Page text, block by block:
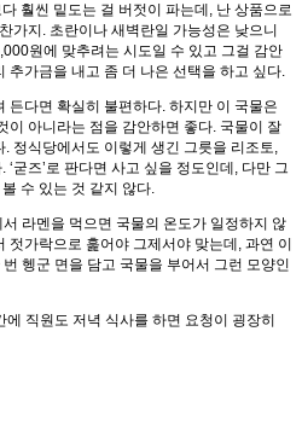
훨씬 밑도는 걸 버젓이 파는데, 난 상품으로
가지. 초란이나 새벽란일 가능성은 낮으니
원에 맞추려는 시도일 수 있고 그걸 감안
추가금을 내고 좀 더 나은 선택을 하고 싶다.
든다면 확실히 불편하다. 하지만 이 국물은
이 아니라는 점을 감안하면 좋다. 국물이 잘
정식당에서도 이렇게 생긴 그릇을 리조토,
굳즈’로 판다면 사고 싶을 정도인데, 다만 그
수 있는 것 같지 않다.
라멘을 먹으면 국물의 온도가 일정하지 않
가락으로 훑어야 그제서야 맞는데, 과연 이
헹군 면을 담고 국물을 부어서 그런 모양인
직원도 저녁 식사를 하면 요청이 굉장히